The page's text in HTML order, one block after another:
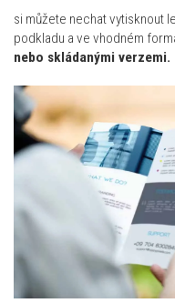
si můžete nechat vytisknout
podkladu a ve vhodném
nebo skládanými verzemi.